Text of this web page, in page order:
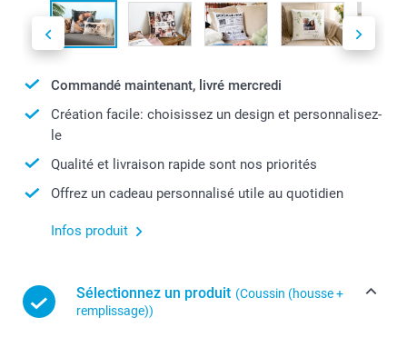
Commandé maintenant, livré mercredi
Création facile: choisissez un design et personnalisez-
le
Qualité et livraison rapide sont nos priorités
Offrez un cadeau personnalisé utile au quotidien
Infos produit
Sélectionnez un produit (Coussin (housse +
remplissage))